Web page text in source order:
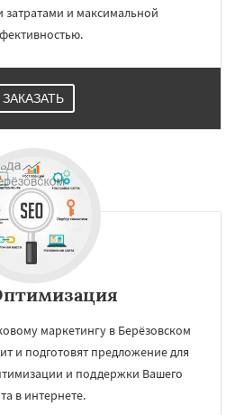
и максимальной
ЗАКАЗАТЬ
маркетингу в Берёзовском
и подготовят предложение для
и поддержки Вашего
в интернете.